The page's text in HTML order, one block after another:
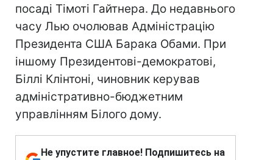
посаді Тімоті Гайтнера. До недавнього
часу Лью очолював Адміністрацію
Президента США Барака Обами. При
іншому Президентові-демократові,
Біллі Клінтоні, чиновник керував
адміністративно-бюджетним
управлінням Білого дому.
Не упустите главное! Подпишитесь на